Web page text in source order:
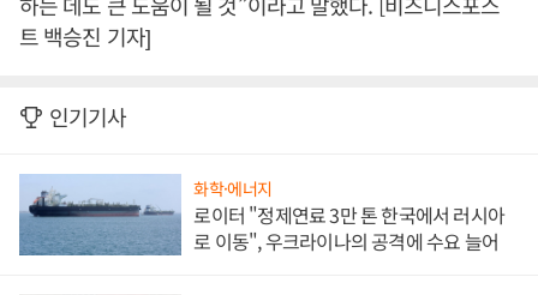
트 백승진 기자]
인기기사
화학·에너지
로이터 "정제연료 3만 톤 한국에서 러시아
로 이동", 우크라이나의 공격에 수요 늘어